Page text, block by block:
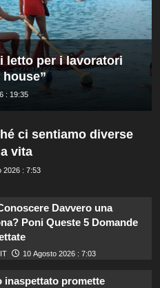
letto per i lavoratori
: 19:35
ci sentiamo diverse
vita
2026 : 7:53
Davvero una
Poni Queste 5 Domande
10 Agosto 2026 : 7:03
inaspettato promette